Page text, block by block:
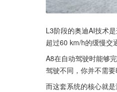
L3阶段的奥迪AI技术
超过60 km/h的缓慢交
A8在自动驾驶时能够
驾驶不同，你并不需
而这套系统的核心就